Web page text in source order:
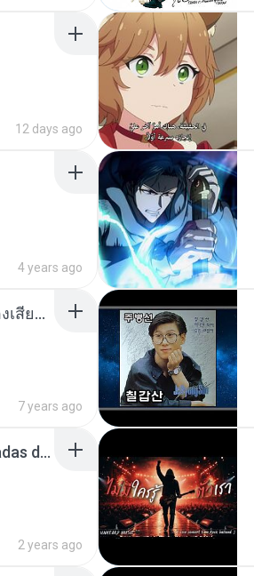
12 days ago
4 years ago
เมียน้อยเหงา พาเสียวค่ะ18+เล่าเรื่องเสียว.mp3
7 years ago
Henrique e Juliano -As Mais Tocadas do Henrique e Juliano 2021 -Top Sertanejo 2021,Cd Completo 2021
2 years ago